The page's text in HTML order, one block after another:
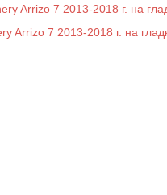
Arrizo 7 2013-2018 г. на